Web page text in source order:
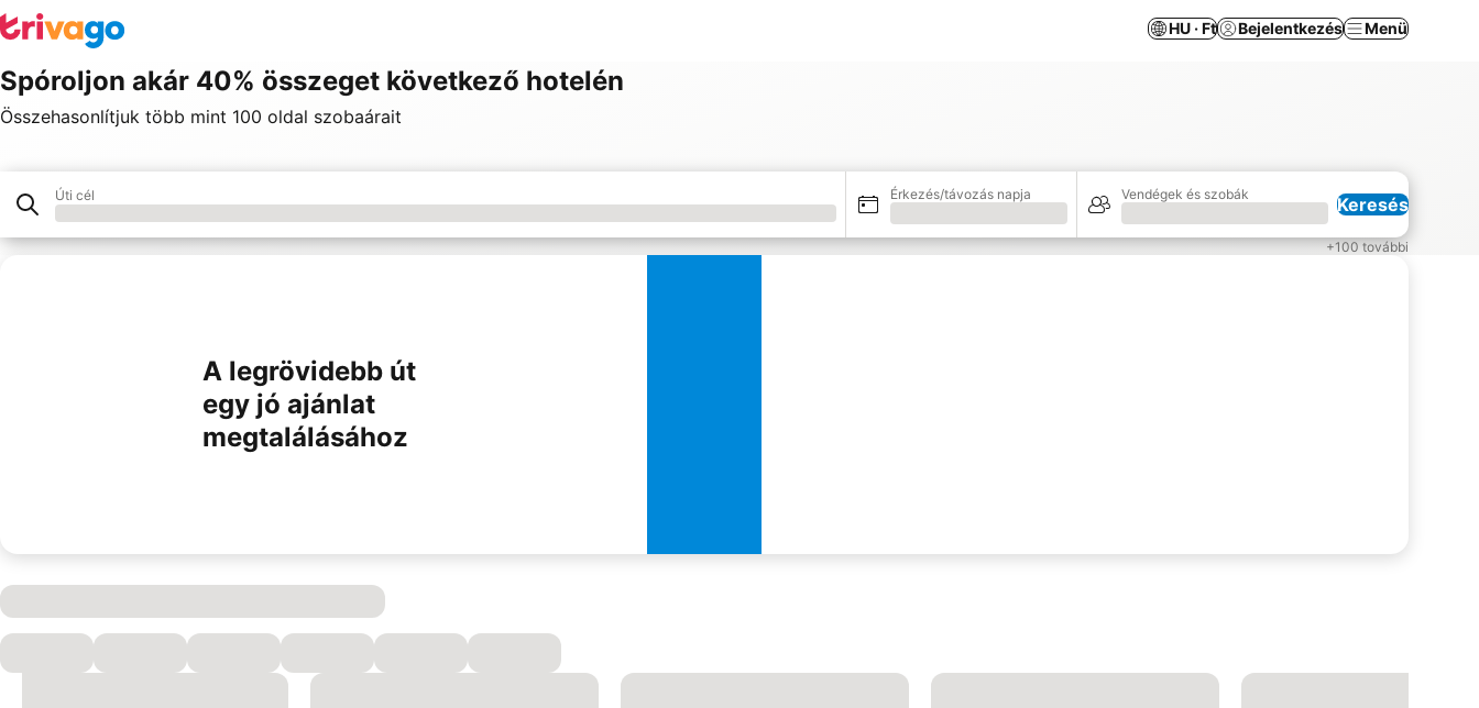
HU · Ft Bejelentkezés Menü
Spóroljon akár 40% összeget következő hotelén
Összehasonlítjuk több mint 100 oldal szobaárait
Hotel
Úti cél Érkezés/távozás napja Vendégek és szobák Keresés
Partnereink +100 további
A legrövidebb út
egy jó ajánlat
megtalálásához